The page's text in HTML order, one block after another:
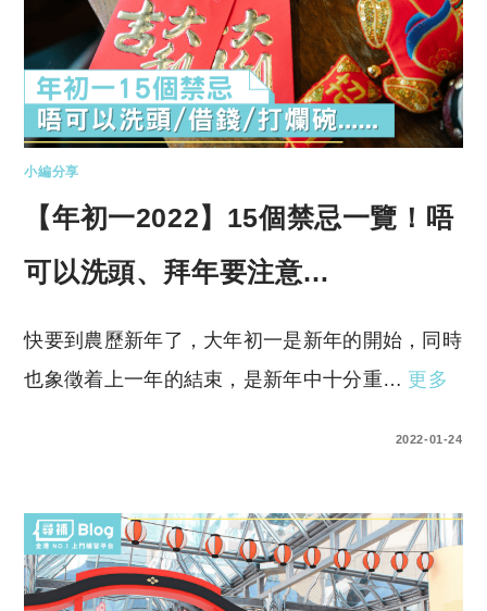
小編分享
【年初一2022】15個禁忌一覽！唔
可以洗頭、拜年要注意…
快要到農歷新年了，大年初一是新年的開始，同時
也象徵着上一年的結束，是新年中十分重… 更多
2022-01-24